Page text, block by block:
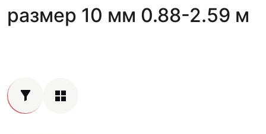
размер 10 мм 0.88-2.59 м